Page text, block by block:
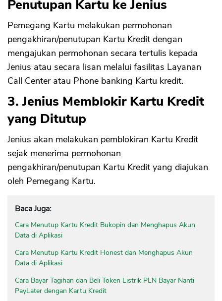
Penutupan Kartu ke Jenius
Pemegang Kartu melakukan permohonan
pengakhiran/penutupan Kartu Kredit dengan
mengajukan permohonan secara tertulis kepada
Jenius atau secara lisan melalui fasilitas Layanan
Call Center atau Phone banking Kartu kredit.
3. Jenius Memblokir Kartu Kredit
yang Ditutup
Jenius akan melakukan pemblokiran Kartu Kredit
sejak menerima permohonan
pengakhiran/penutupan Kartu Kredit yang diajukan
oleh Pemegang Kartu.
Baca Juga:
Cara Menutup Kartu Kredit Bukopin dan Menghapus Akun
Data di Aplikasi
Cara Menutup Kartu Kredit Honest dan Menghapus Akun
Data di Aplikasi
Cara Bayar Tagihan dan Beli Token Listrik PLN Bayar Nanti
PayLater dengan Kartu Kredit